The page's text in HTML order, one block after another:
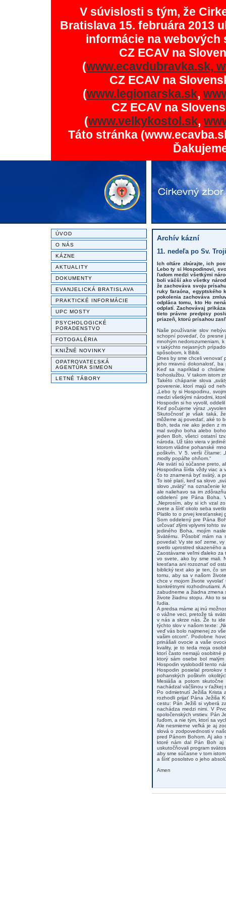
V súvislosti s tým, že
Bratislava 15. februára 2013
informácie na
CZ ECAV na
(www.ecavdubravka.sk,
CZ ECAV na
(www.legionarska.sk,
CZ ECAV na
(www.velkykostol.sk,
Táto stránka
ÚVOD
O NÁS
KÁZNE
AKTUALITY
DOKUMENTY
EVANJELICKÁ BRATISLAVA
PRAKTICKÉ INFORMÁCIE
UPC MOSTY
PSYCHOLOGICKÉ
PORADENSTVO
FOTOGALÉRIA
KNIŽNÉ NOVINKY
OPATROVATEĽSKÁ
AGENTÚRA SIMEON
LETNÉ TÁBORY
Archív kázní
11. nedeľa po Sv.
Ich oltáre zbúrajte, ich
Lebo ty si Hospodinovi,
ľudom medzi všetkými
boli väčší ako všetky
že zachováva svoju
ruky faraóna, egyptského
pokolenia zachováva
odpláca tomu, kto Ho
odplatí. Zachovávaj
tieto právne predpisy
priazeň, ktorú prísahou
Naše používanie slov
schopní povedať, čo presne
mnohým nedorozumeniam,
v takýchto nejasných
spôsobom, k Biblii.
Dnes by sme chceli venovať
jeho mravnú dokonalosť, ba
Keď sa napríklad o
bohoslužbu. V takom istom
Takéto chápanie slova
poverenie, ktorí majú od
„Lebo ty si Hospodinu,
medzi všetkými národmi,
Hospodin si ho vyvolil,
Keď počujeme výraz
Skutočnosť je však taká,
môžeme aj povedať, aké to
Boh, teda nie ako jeden z
mal svojho boha alebo
jeden Boh, všetci ostatní
národa. Už táto viera v
ktorom vládne pohanské
poškvŕn. V 5. verši čítame:
modly popáľte ohňom.“
Ale svätí sú súčasne preto,
Hospodina šírila vždy viac a
čo to znamená byť svätý, a
To isté platí, keď sa slovo
slovo „svätý“ na označenie
ale naliehavo sa im
oddelení pre Pána Boha.
„Neprosím, aby si ich vzal
svete a šíriť okolo seba
Platilo to o prvej kresťanskej
Som oddelený pre Pána
určovať zlými vplyvmi tohto
jediného Boha, mojím
Svätému. Pôsobiť mám na
povedal: Vy ste soľ zeme,
svetlo uprostred skazeného
Zaostávame veľmi ďaleko za
vo svete, ako by sme mali.
kresťana ani rozoznať od
biblický text ako je ten, čo
tomu, aby sa v našom
chce v mojom živote
konkrétnymi
zabudneme a žiadna
živote žiadnu stopu. Ako to
ľudia.
A predsa máme aj inú
o vážne veci, pretože tá
v nás a skrze nás. Že tu
týchto slov v našom texte:
veď vás bolo najmenej zo
vašim otcom“. Podobne
prinášali ovocie a vaše
kvality, je to teda moja
ktorí často nemajú osobitné
ktorý sám osebe bol
Hospodin vyslobodil tento
Hospodin posielal
pohanských poškvŕn
Mesiáša a potom
nachádzal väčšinou v ťažkej
Po odmietnutí Ježiša Krista
rozhodli prijať Pána Ježiša
cestu: Pán Ježiš si vyberá
nachádza medzi nimi. V
spoločenských vrstiev. Pán
ľuďom, a nie tým, ktorí sa
Ale nesmierne veľká je aj
slová o zodpovednosti v
pred Pánom Bohom. Aj ako
ktoré nám dal Pán Boh aj
uskutočňovali program
aby sme súčasne v tom
a šíriť posolstvo o jeho
Amen